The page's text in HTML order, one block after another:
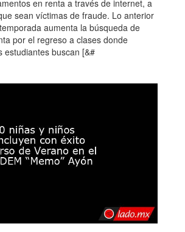
en renta a través de internet, a
sean víctimas de fraude. Lo anterior
aumenta la búsqueda de
por el regreso a clases donde
estudiantes buscan [&#